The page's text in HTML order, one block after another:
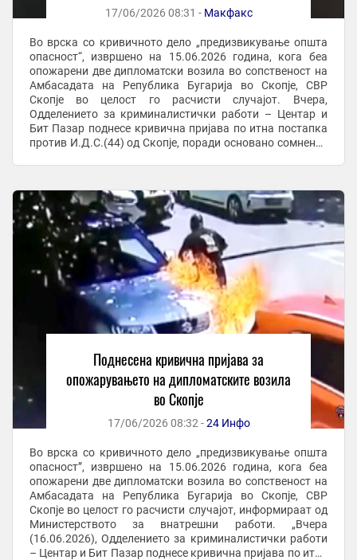
17/06/2026 08:31 - Макфакс
Во врска со кривичното дело „предизвикување општа
опасност“, извршено на 15.06.2026 година, кога беа
опожарени две дипломатски возила во сопственост на
Амбасадата на Република Бугарија во Скопје, СВР
Скопје во целост го расчисти случајот. Вчера,
Одделението за криминалистички работи – Центар и
Бит Пазар поднесе кривична пријава по итна постапка
против И.Д.С.(44) од Скопје, поради основано сомнение
Поднесена кривична пријава за
опожарувањето на дипломатските возила
во Скопје
17/06/2026 08:32 -24 Инфо
Во врска со кривичното дело „предизвикување општа
опасност”, извршено на 15.06.2026 година, кога беа
опожарени две дипломатски возила во сопственост на
Амбасадата на Република Бугарија во Скопје, СВР
Скопје во целост го расчисти случајот, информираат од
Министерството за внатрешни работи. „Вчера
(16.06.2026), Одделението за криминалистички работи
– Центар и Бит Пазар поднесе кривична пријава по итна